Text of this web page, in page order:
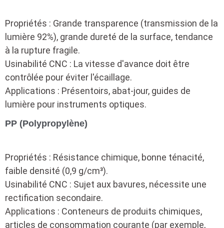
Propriétés : Grande transparence (transmission de la
lumière 92%), grande dureté de la surface, tendance
à la rupture fragile.
Usinabilité CNC : La vitesse d'avance doit être
contrôlée pour éviter l'écaillage.
Applications : Présentoirs, abat-jour, guides de
lumière pour instruments optiques.
PP (Polypropylène)
Propriétés : Résistance chimique, bonne ténacité,
faible densité (0,9 g/cm³).
Usinabilité CNC : Sujet aux bavures, nécessite une
rectification secondaire.
Applications : Conteneurs de produits chimiques,
articles de consommation courante (par exemple,